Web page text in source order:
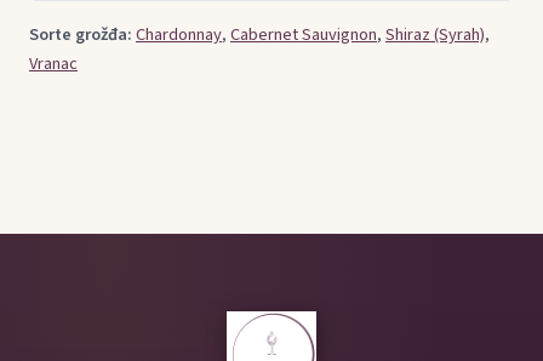
Sorte grožđa:Chardonnay,Cabernet Sauvignon,Shiraz (Syrah),
Vranac